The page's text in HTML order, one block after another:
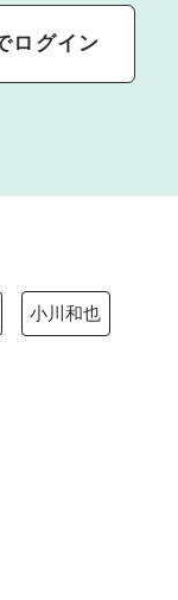
ログイン
小川和也